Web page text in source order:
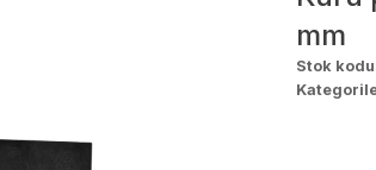
mm
Stok